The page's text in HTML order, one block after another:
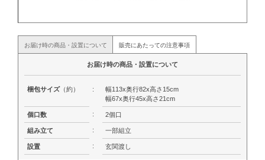
お届け時の商品・設置について 販売にあたっての注意事項
お届け時の商品・設置について
梱包サイズ（約） :
幅113x奥行82x高さ15cm
幅67x奥行45x高さ21cm
個口数 : 2個口
組み立て : 一部組立
設置 : 玄関渡し